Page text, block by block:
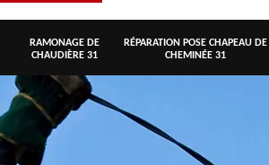
RAMONAGE DE
CHAUDIÈRE 31
RÉPARATION POSE CHAPEAU DE
CHEMINÉE 31